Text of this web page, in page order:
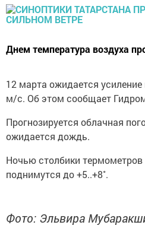
Днем температура воздуха
12 марта ожидается
м/с. Об этом сообщает
Прогнозируется облачная
ожидается дождь.
Ночью столбики термометров
поднимутся до +5..+8˚.
Фото: Эльвира